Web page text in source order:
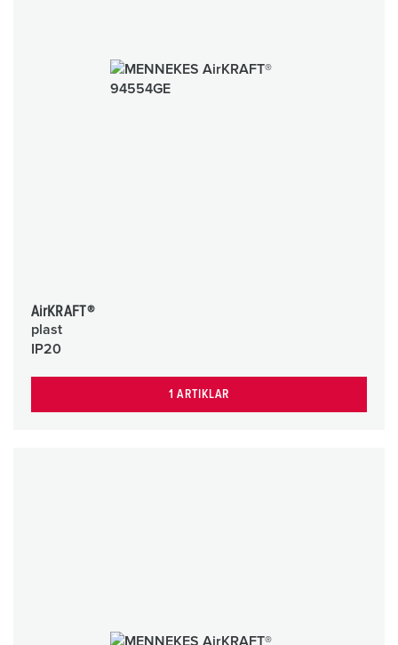
AirKRAFT®
plast
IP20
1 ARTIKLAR